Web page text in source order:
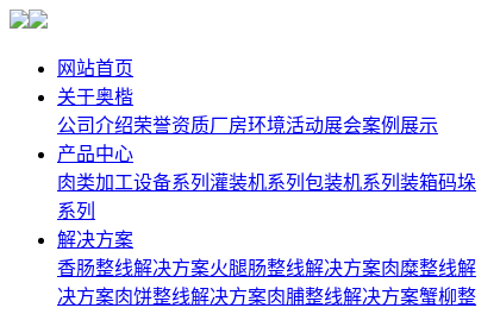
网站首页
关于奥楷
公司介绍荣誉资质厂房环境活动展会案例展示
产品中心
肉类加工设备系列 灌装机系列 包装机系列 装箱码垛
系列
解决方案
香肠整线解决方案火腿肠整线解决方案肉糜整线解
决方案肉饼整线解决方案肉脯整线解决方案蟹柳整